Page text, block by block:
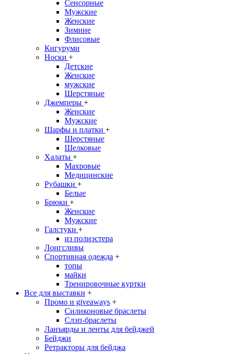
Сенсорные
Мужские
Женские
Зимние
Флисовые
Кигуруми
Носки +
Детские
Женские
мужские
Шерстяные
Джемперы +
Женские
Мужские
Шарфы и платки +
Шерстяные
Шелковые
Халаты +
Махровые
Медицинские
Рубашки +
Белые
Брюки +
Женские
Мужские
Галстуки +
из полиэстера
Лонгсливы
Спортивная одежда +
топы
майки
Тренировочные куртки
Все для выставки +
Промо и giveaways +
Силиконовые браслеты
Cлэп-браслеты
Ланъярды и ленты для бейджей
Бейджи
Ретракторы для бейджа